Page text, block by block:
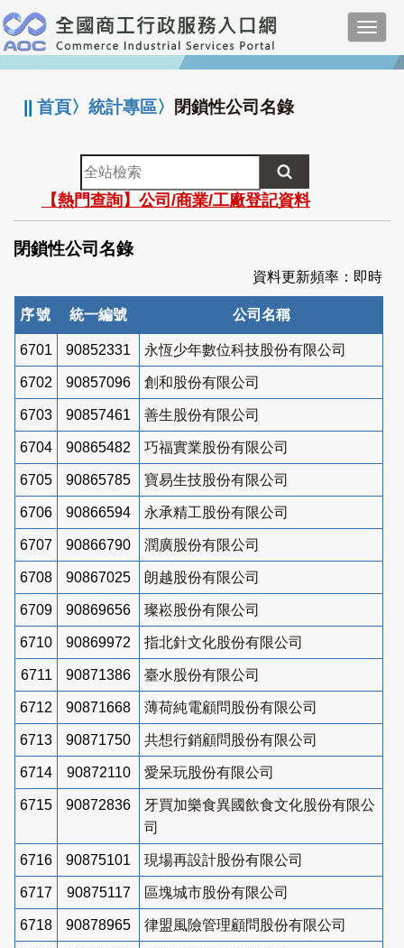
跳
到
主
要
:::
||首頁〉統計專區〉 閉鎖性公司名錄
全
站
檢
索
【熱門查詢】公司/商業/工廠登記資料
閉鎖性公司名錄
資料更新頻率：即時
序號 統一編號 公司名稱
6701 90852331 永恆少年數位科技股份有限公司
6702 90857096 創和股份有限公司
6703 90857461 善生股份有限公司
6704 90865482 巧福實業股份有限公司
6705 90865785 寶易生技股份有限公司
6706 90866594 永承精工股份有限公司
6707 90866790 潤廣股份有限公司
6708 90867025 朗越股份有限公司
6709 90869656 璨崧股份有限公司
6710 90869972 指北針文化股份有限公司
6711 90871386 臺水股份有限公司
6712 90871668 薄荷純電顧問股份有限公司
6713 90871750 共想行銷顧問股份有限公司
6714 90872110 愛呆玩股份有限公司
6715 90872836
牙買加樂食異國飲食文化股份有限公
司
6716 90875101 現場再設計股份有限公司
6717 90875117 區塊城市股份有限公司
6718 90878965 律盟風險管理顧問股份有限公司